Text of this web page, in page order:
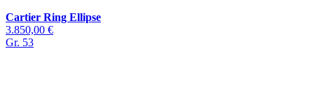
Cartier Ring Ellipse
3.850,00 €
Gr. 53